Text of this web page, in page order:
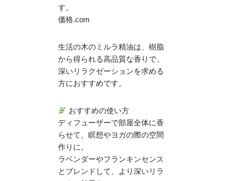
す。​
価格.com
生活の木のミルラ精油は、樹脂
から得られる高品質な香りで、
深いリラクゼーションを求める
方におすすめです。​
おすすめの使い方
ディフューザーで部屋全体に香
らせて、瞑想やヨガの際の空間
作りに。​
ラベンダーやフランキンセンス
とブレンドして、より深いリラ